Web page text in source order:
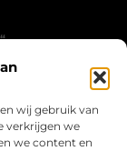
wij gebruik van
verkrijgen we
we content en
gewone. Een
en het